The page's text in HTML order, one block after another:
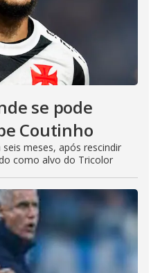
se pode
Coutinho
meses, após rescindir
como alvo do Tricolor